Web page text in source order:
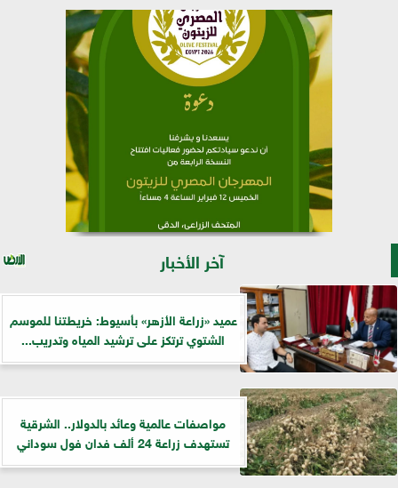
آخر الأخبار
عميد «زراعة الأزهر» بأسيوط: خريطتنا للموسم
الشتوي ترتكز على ترشيد المياه وتدريب...
مواصفات عالمية وعائد بالدولار.. الشرقية
تستهدف زراعة 24 ألف فدان فول سوداني